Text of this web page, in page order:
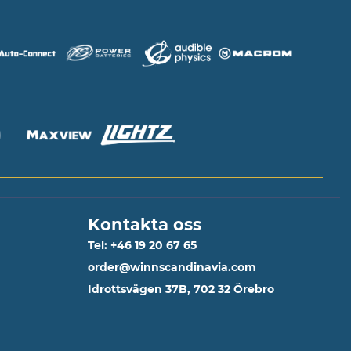
Kontakta oss
Tel: +46 19 20 67 65
order@winnscandinavia.com
Idrottsvägen 37B, 702 32 Örebro